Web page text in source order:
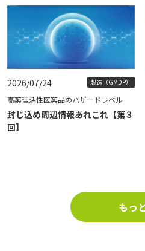
2026/07/24 製造（GMDP）
高薬理活性医薬品のハザードレベル
封じ込め周辺情報あれこれ【第３
回】
もっ